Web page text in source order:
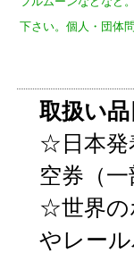
下さい。個人・団体
取扱い品
☆日本発
空券（一
☆世界の
やレー